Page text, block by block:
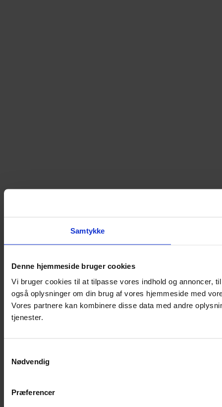
Samtykke
Denne hjemmeside bruger cookies
Vi bruger cookies til at tilpasse vores indhold og annoncer,
også oplysninger om din brug af vores hjemmeside med
Vores partnere kan kombinere disse data med andre
tjenester.
Nødvendig
Præferencer